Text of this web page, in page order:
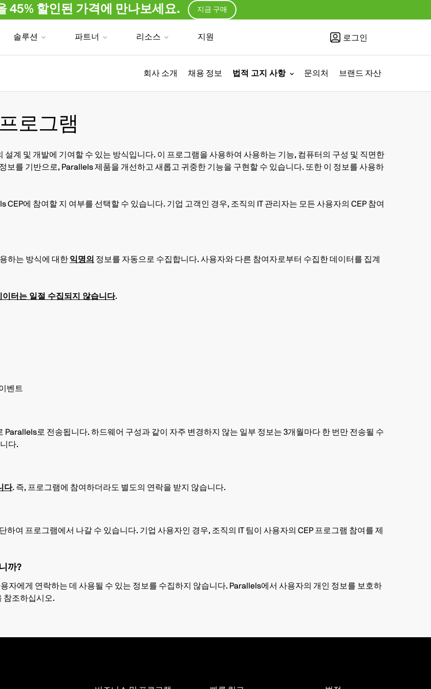
45% 할인된 가격에 만나보세요. 지금 구매
솔루션 파트너 리소스 지원 로그인
회사 소개 채용 정보 법적 고지 사항 문의처 브랜드 자산
로그램
계 및 개발에 기여할 수 있는 방식입니다. 이 프로그램을 사용하여 사용하는 기능, 컴퓨터의 구성 및 직면한
보를 기반으로, Parallels 제품을 개선하고 새롭고 귀중한 기능을 구현할 수 있습니다. 또한 이 정보를 사용하
에 참여할 지 여부를 선택할 수 있습니다. 기업 고객인 경우, 조직의 IT 관리자는 모든 사용자의 CEP 참여
하는 방식에 대한 익명의 정보를 자동으로 수집합니다. 사용자와 다른 참여자로부터 수집한 데이터를 집계
이터는 일절 수집되지 않습니다.
벤트
로 전송됩니다. 하드웨어 구성과 같이 자주 변경하지 않는 일부 정보는 3개월마다 한 번만 전송될 수
다.
다. 즉, 프로그램에 참여하더라도 별도의 연락을 받지 않습니다.
여 프로그램에서 나갈 수 있습니다. 기업 사용자인 경우, 조직의 IT 팀이 사용자의 CEP 프로그램 참여를 제
까?
자에게 연락하는 데 사용될 수 있는 정보를 수집하지 않습니다. Parallels에서 사용자의 개인 정보를 보호하
참조하십시오.